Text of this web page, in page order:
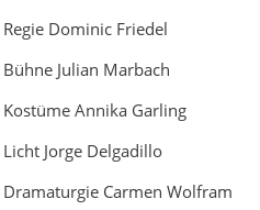
Regie Dominic Friedel
Bühne Julian Marbach
Kostüme Annika Garling
Licht Jorge Delgadillo
Dramaturgie Carmen Wolfram